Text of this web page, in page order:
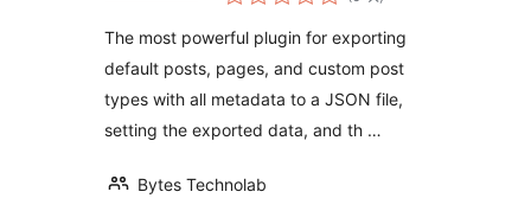
數
The most powerful plugin for exporting
default posts, pages, and custom post
types with all metadata to a JSON file,
setting the exported data, and th …
Bytes Technolab